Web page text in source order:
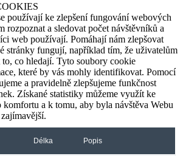
používají ke zlepšení fungování webových
rozpoznat a sledovat počet návštěvníků a
web používají. Pomáhají nám zlepšovat
stránky fungují, například tím, že uživatelům
co hledají. Tyto soubory cookie
které by vás mohly identifikovat. Pomocí
a pravidelně zlepšujeme funkčnost
Získané statistiky můžeme využít ke
komfortu a k tomu, aby byla návštěva Webu
Délka Popis